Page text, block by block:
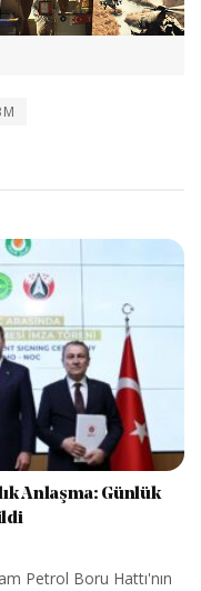
Anlaşma: Günlük
Petrol Boru Hattı'nın